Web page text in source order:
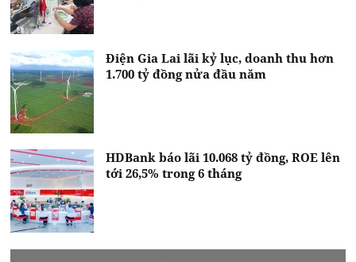
Điện Gia Lai lãi kỷ lục, doanh thu hơn
1.700 tỷ đồng nửa đầu năm
HDBank báo lãi 10.068 tỷ đồng, ROE lên
tới 26,5% trong 6 tháng